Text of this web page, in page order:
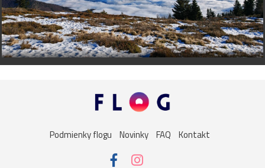
Podmienky flogu Novinky FAQ Kontakt